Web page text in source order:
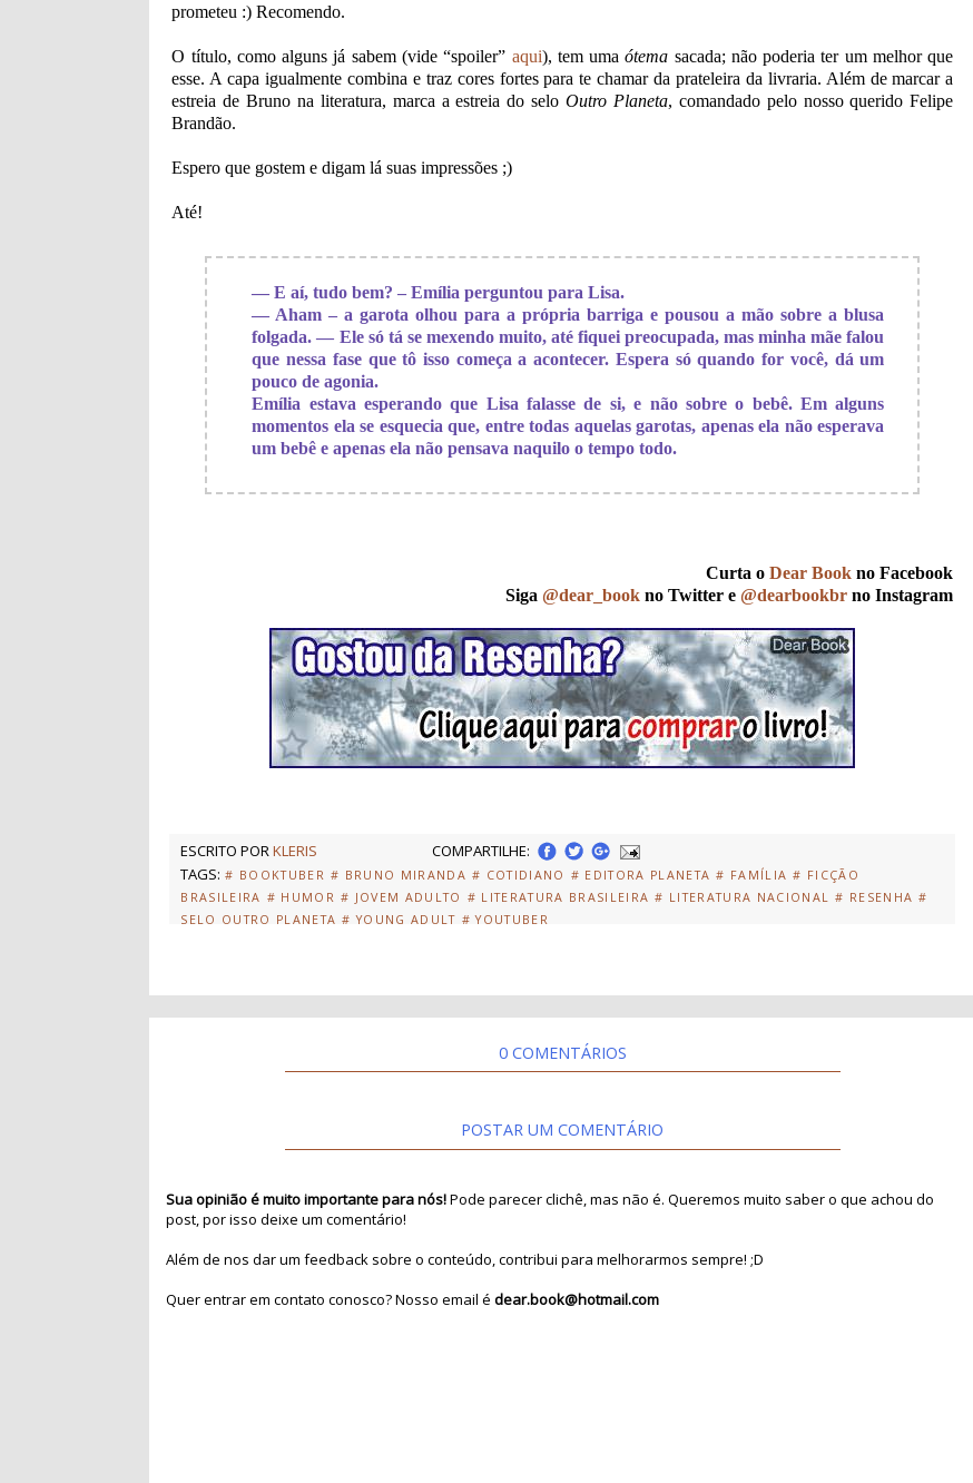
prometeu :) Recomendo.
O título, como alguns já sabem (vide “spoiler” aqui), tem umaótema sacada; não poderia ter um melhor que
esse. A capa igualmente combina e traz cores fortes para te chamar da prateleira da livraria. Além de marcar a
estreia de Bruno na literatura, marca a estreia do seloOutro Planeta, comandado pelo nosso querido Felipe
Brandão.
Espero que gostem e digam lá suas impressões ;)
Até!
— E aí, tudo bem? – Emília perguntou para Lisa.
— Aham – a garota olhou para a própria barriga e pousou a mão sobre a blusa
folgada. — Ele só tá se mexendo muito, até fiquei preocupada, mas minha mãe falou
que nessa fase que tô isso começa a acontecer. Espera só quando for você, dá um
pouco de agonia.
Emília estava esperando que Lisa falasse de si, e não sobre o bebê. Em alguns
momentos ela se esquecia que, entre todas aquelas garotas, apenas ela não esperava
um bebê e apenas ela não pensava naquilo o tempo todo.
Curta oDear Book no Facebook
Siga @dear_book no Twitter e @dearbookbr no Instagram
ESCRITO PORKLERIS
COMPARTILHE:
TAGS: # BOOKTUBER # BRUNO MIRANDA # COTIDIANO # EDITORA PLANETA # FAMÍLIA # FICÇÃO
BRASILEIRA # HUMOR # JOVEM ADULTO # LITERATURA BRASILEIRA # LITERATURA NACIONAL # RESENHA #
SELO OUTRO PLANETA # YOUNG ADULT # YOUTUBER
0 COMENTÁRIOS
POSTAR UM COMENTÁRIO
Sua opinião é muito importante para nós!Pode parecer clichê, mas não é. Queremos muito saber o que achou do
post, por isso deixe um comentário!
Além de nos dar um feedback sobre o conteúdo, contribui para melhorarmos sempre! ;D
Quer entrar em contato conosco? Nosso email édear.book@hotmail.com